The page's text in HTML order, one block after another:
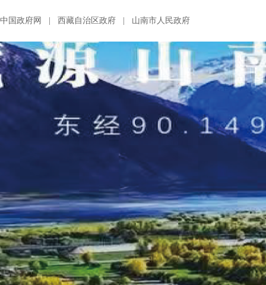
中国政府网 西藏自治区政府 山南市人民政府